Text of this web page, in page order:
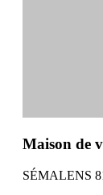
Maison de
SÉMALENS